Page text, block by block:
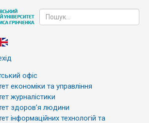
офіс
економіки та управління
журналістики
здоров’я людини
інформаційних технологій та